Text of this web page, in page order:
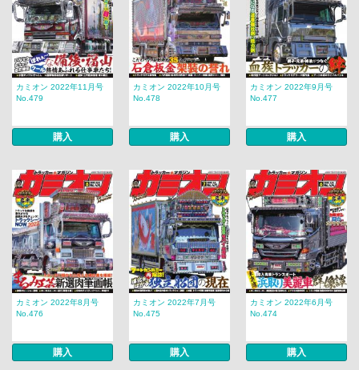
カミオン 2022年11月号
No.479
購入
カミオン 2022年10月号
No.478
購入
カミオン 2022年9月号
No.477
購入
カミオン 2022年8月号
No.476
購入
カミオン 2022年7月号
No.475
購入
カミオン 2022年6月号
No.474
購入